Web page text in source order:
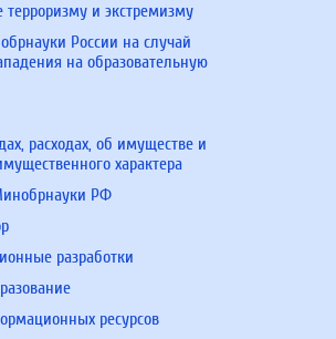
терроризму и экстремизму
России на случай
на образовательную
расходах, об имуществе и
характера
РФ
разработки
ресурсов